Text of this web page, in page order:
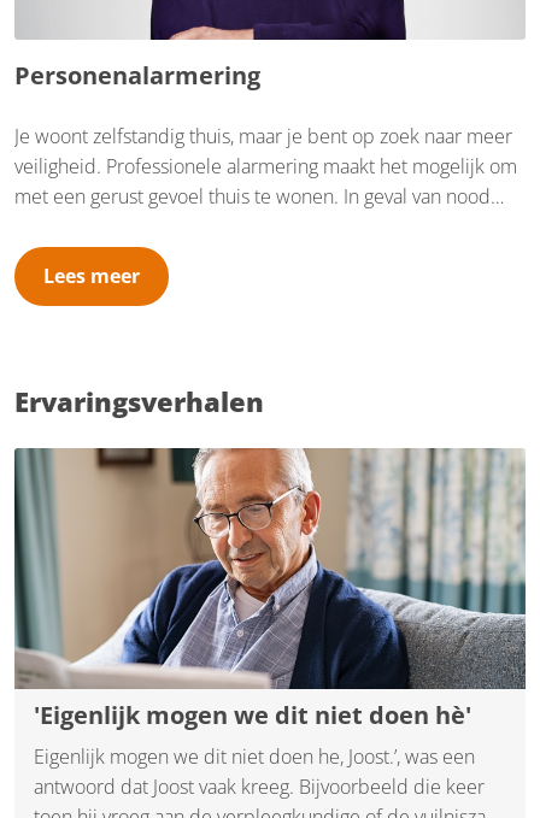
Personenalarmering
Je woont zelfstandig thuis, maar je bent op zoek naar meer
veiligheid. Professionele alarmering maakt het mogelijk om
met een gerust gevoel thuis te wonen. In geval van nood
contactpersonen of professionele zorg van Santé Partners
op roepen. Een fijn en geruststellend gevoel voor jou en
Lees meer
Ervaringsverhalen
'Eigenlijk mogen we dit niet doen hè'
Eigenlijk mogen we dit niet doen he, Joost.’, was een
antwoord dat Joost vaak kreeg. Bijvoorbeeld die keer